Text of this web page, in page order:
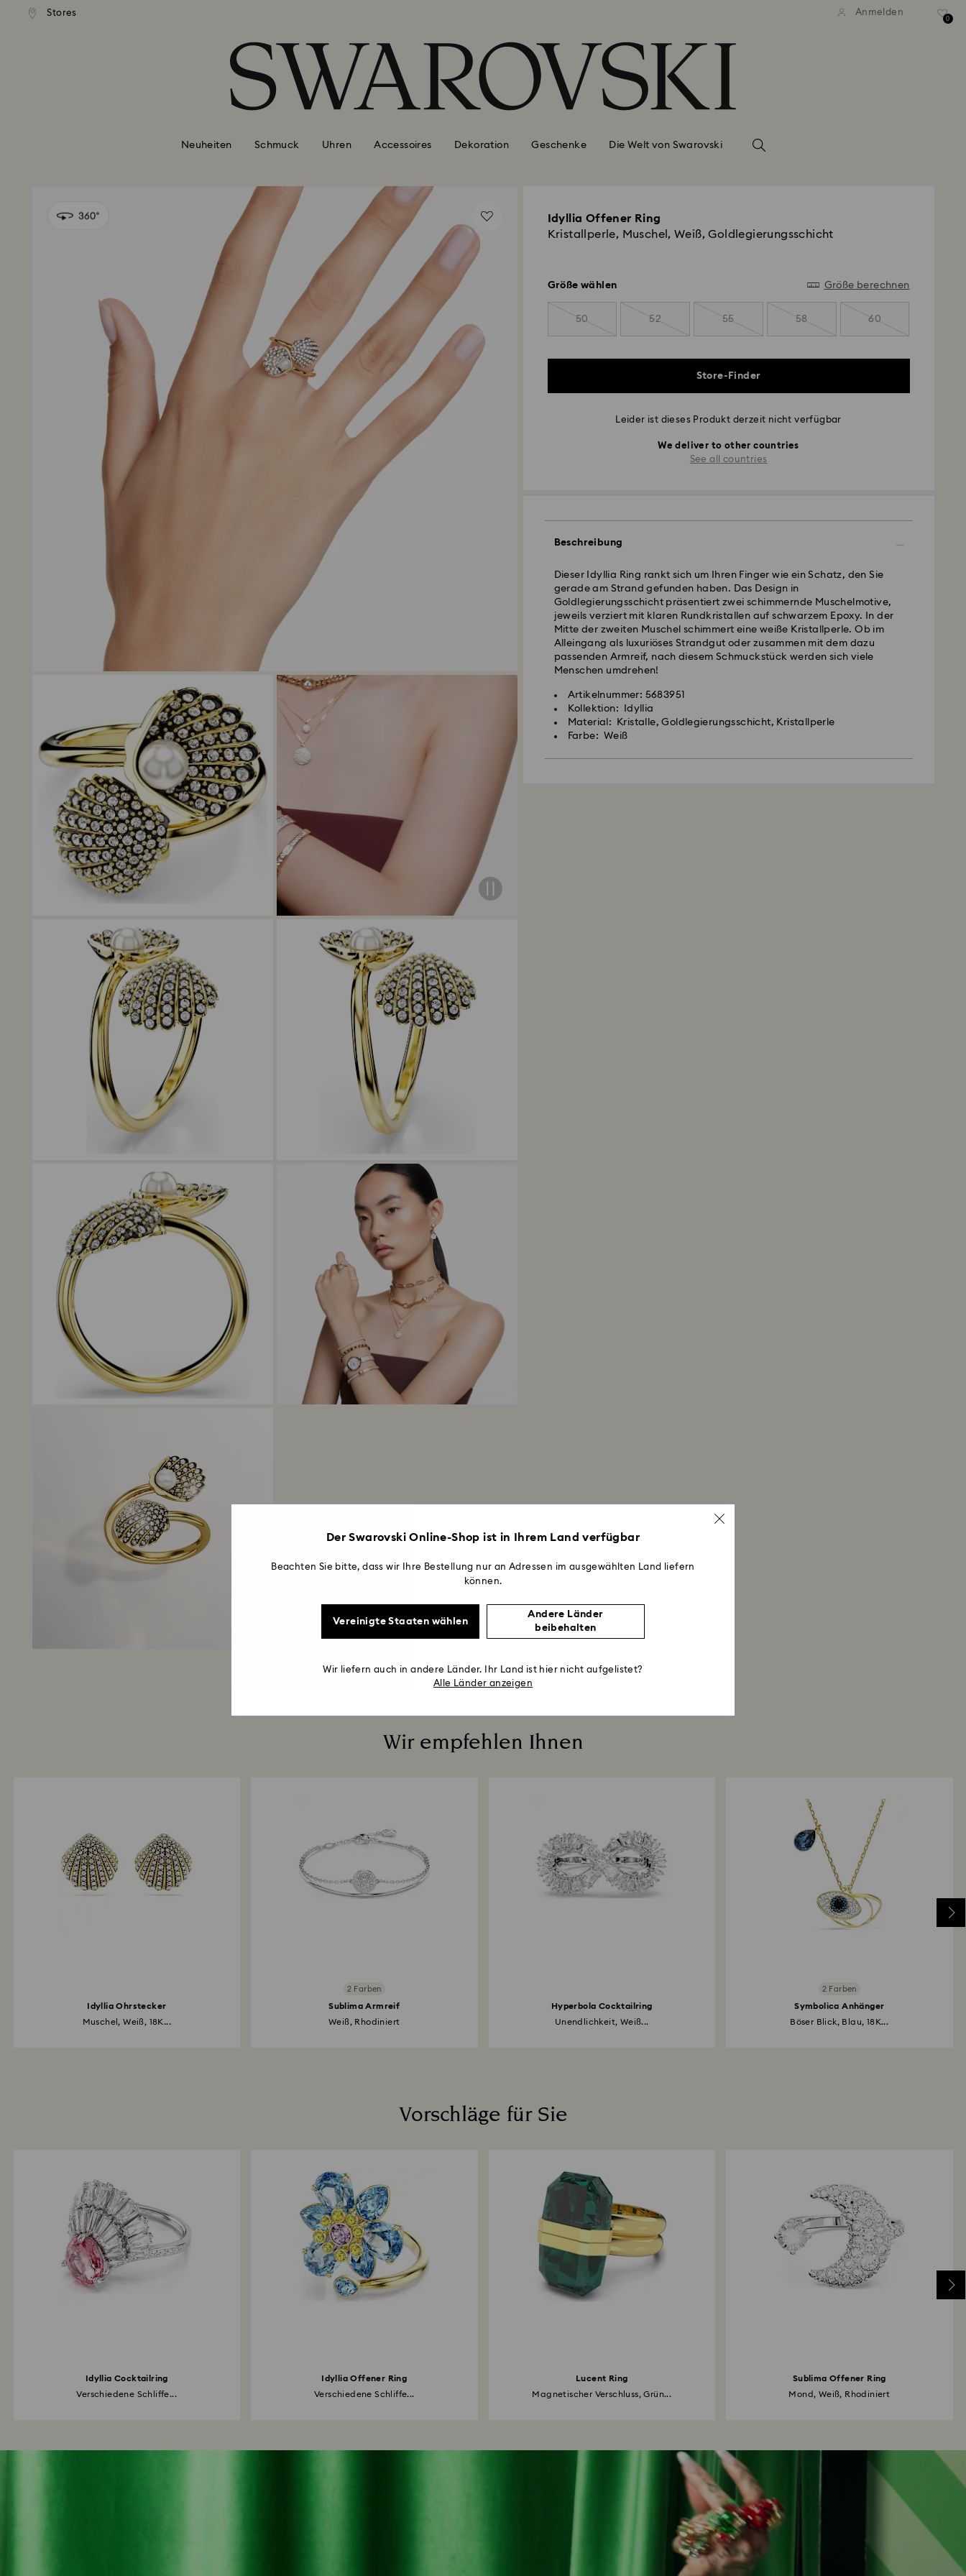
Liste Tastaturkürzel
Stores Anmelden
0
Neuheiten Schmuck Uhren Accessoires Dekoration Geschenke Die Welt von Swarovski
Idyllia Offener Ring
Kristallperle, Muschel, Weiß, Goldlegierungsschicht
Größe wählen Größe berechnen
50 52 55 58 60
Store-Finder
Leider ist dieses Produkt derzeit nicht verfügbar
We deliver to other countries
See all countries
Beschreibung
Dieser Idyllia Ring rankt sich um Ihren Finger wie ein Schatz, den Sie
gerade am Strand gefunden haben. Das Design in
Goldlegierungsschicht präsentiert zwei schimmernde Muschelmotive,
jeweils verziert mit klaren Rundkristallen auf schwarzem Epoxy. In der
Mitte der zweiten Muschel schimmert eine weiße Kristallperle. Ob im
Alleingang als luxuriöses Strandgut oder zusammen mit dem dazu
passenden Armreif, nach diesem Schmuckstück werden sich viele
Menschen umdrehen!
Artikelnummer: 5683951
Kollektion: Idyllia
Material: Kristalle, Goldlegierungsschicht, Kristallperle
Farbe: Weiß
Wir empfehlen Ihnen
Idyllia Ohrstecker
Muschel, Weiß, 18K...
2 Farben
Sublima Armreif
Weiß, Rhodiniert
Hyperbola Cocktailring
Unendlichkeit, Weiß...
2 Farben
Symbolica Anhänger
Böser Blick, Blau, 18K...
Vorschläge für Sie
Idyllia Cocktailring
Verschiedene Schliffe...
Idyllia Offener Ring
Verschiedene Schliffe...
Lucent Ring
Magnetischer Verschluss, Grün...
Sublima Offener Ring
Mond, Weiß, Rhodiniert
Der Swarovski Online-Shop ist in Ihrem Land verfügbar
Beachten Sie bitte, dass wir Ihre Bestellung nur an Adressen im ausgewählten Land liefern
können.
Vereinigte Staaten wählen
Andere Länder
beibehalten
Wir liefern auch in andere Länder. Ihr Land ist hier nicht aufgelistet?
Alle Länder anzeigen